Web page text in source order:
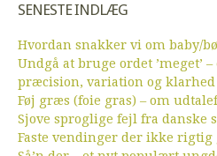
SENESTE INDLÆG
Hvordan snakker vi om baby/
Undgå at bruge ordet ’meget’
præcision, variation og klarhed
Føj græs (foie gras) – om
Sjove sproglige fejl fra danske
Faste vendinger der ikke